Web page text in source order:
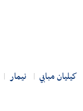
كيليان مبابي نيمار